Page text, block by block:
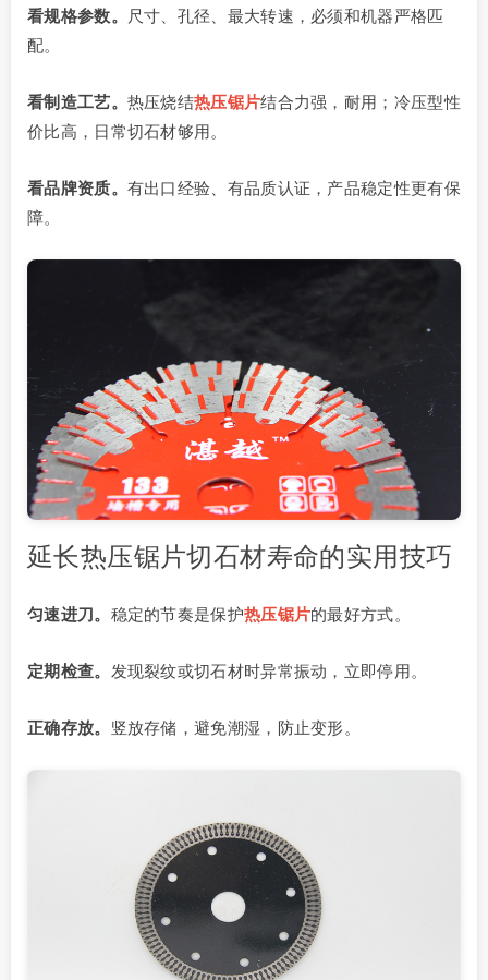
看规格参数。
尺寸、孔径、最大转速，必须和机器严格匹
配。
看制造工艺。 热压烧结热压锯片结合力强，耐用；冷压型性
价比高，日常切石材够用。
看品牌资质。 有出口经验、有品质认证，产品稳定性更有保
障。
延长热压锯片切石材寿命的实用技巧
匀速进刀。 稳定的节奏是保护热压锯片的最好方式。
定期检查。 发现裂纹或切石材时异常振动，立即停用。
正确存放。 竖放存储，避免潮湿，防止变形。